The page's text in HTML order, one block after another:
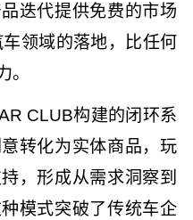
迭代提供免费的市场
领域的落地，比任何
。
CLUB构建的闭环系
转化为实体商品，玩
，形成从需求洞察到
模式突破了传统车企